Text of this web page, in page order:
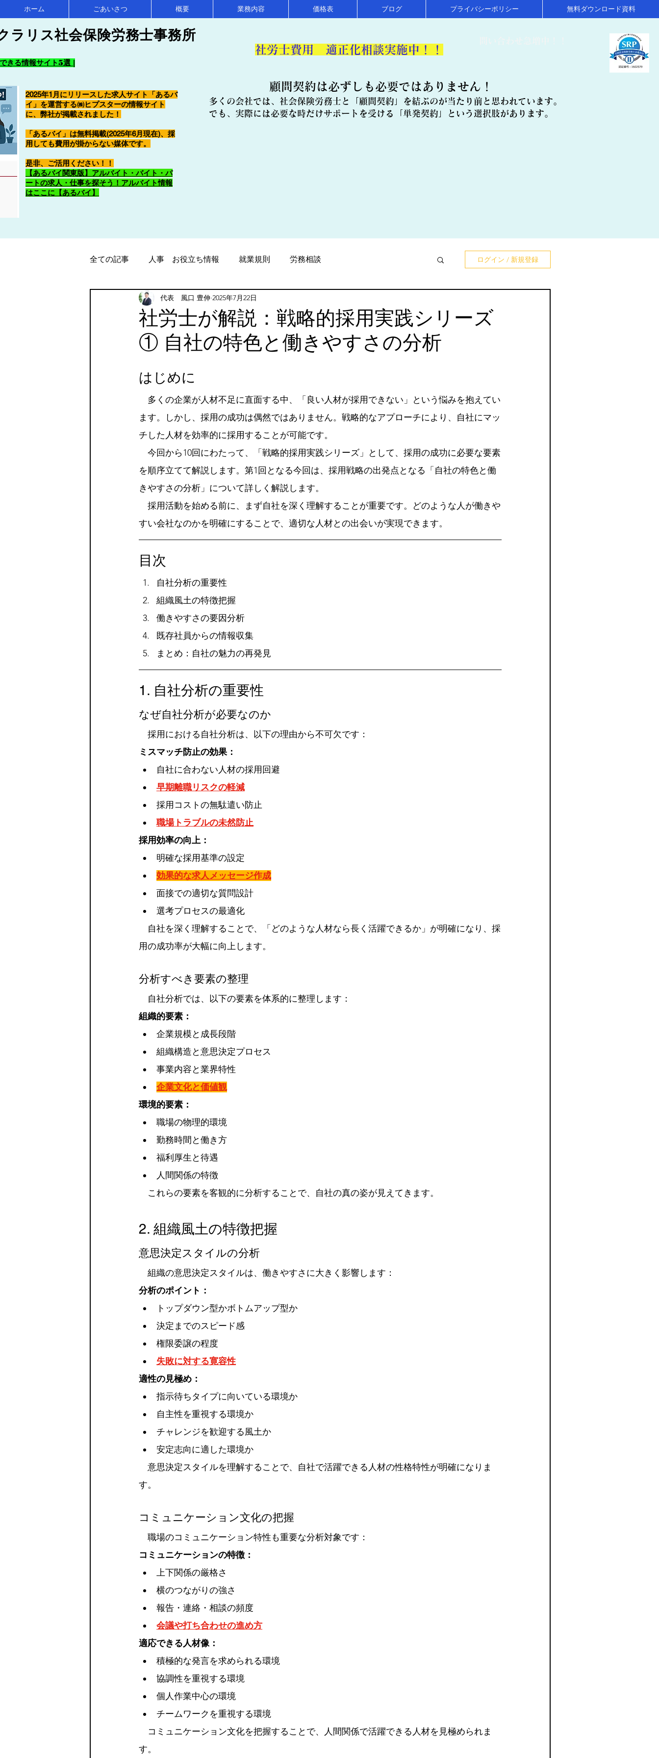
ラリス社会保険労務士事務所
​社労士費用 適正化相談実施中！！
顧問契約は必ずしも必要ではありません！
多くの会社では、社会保険労務士と「顧問契約」を結ぶのが当たり前と思われています。
でも、実際には必要な時だけサポートを受ける「単発契約」という選択肢があります。
きる情報サイト5選 |
2025年1月にリリースした求人サイト「あるバ
イ」を運営する㈱ヒプスターの情報サイト
に、弊社が掲載されました！
「あるバイ」は無料掲載(2025年6月現在)、採
用しても費用が掛からない媒体です。
​是非、ご活用ください！！
【あるバイ関東版】アルバイト・バイト・パ
ートの求人・仕事を探そう！アルバイト情報
はここに【あるバイ】
ホーム ごあいさつ 概要 業務内容 価格表 ブログ プライバシーポリシー 無料ダウンロード資料
全ての記事 人事 お役立ち情報 就業規則 労務相談
パート・アルバイト労働調整 採用戦略
ログイン / 新規登録
社労士が解説：戦略的採用実践シリーズ
① 自社の特色と働きやすさの分析
代表 風口 豊伸 2025年7月22日
はじめに
多くの企業が人材不足に直面する中、「良い人材が採用できない」という悩みを抱えてい
ます。しかし、採用の成功は偶然ではありません。戦略的なアプローチにより、自社にマッ
チした人材を効率的に採用することが可能です。
今回から10回にわたって、「戦略的採用実践シリーズ」として、採用の成功に必要な要素
を順序立てて解説します。第1回となる今回は、採用戦略の出発点となる「自社の特色と働
きやすさの分析」について詳しく解説します。
採用活動を始める前に、まず自社を深く理解することが重要です。どのような人が働きや
すい会社なのかを明確にすることで、適切な人材との出会いが実現できます。
目次
自社分析の重要性
組織風土の特徴把握
働きやすさの要因分析
既存社員からの情報収集
まとめ：自社の魅力の再発見
1. 自社分析の重要性
なぜ自社分析が必要なのか
採用における自社分析は、以下の理由から不可欠です：
ミスマッチ防止の効果：
自社に合わない人材の採用回避
早期離職リスクの軽減
採用コストの無駄遣い防止
職場トラブルの未然防止
採用効率の向上：
明確な採用基準の設定
効果的な求人メッセージ作成
面接での適切な質問設計
選考プロセスの最適化
自社を深く理解することで、「どのような人材なら長く活躍できるか」が明確になり、採
用の成功率が大幅に向上します。
分析すべき要素の整理
自社分析では、以下の要素を体系的に整理します：
組織的要素：
企業規模と成長段階
組織構造と意思決定プロセス
事業内容と業界特性
企業文化と価値観
環境的要素：
職場の物理的環境
勤務時間と働き方
福利厚生と待遇
人間関係の特徴
これらの要素を客観的に分析することで、自社の真の姿が見えてきます。
2. 組織風土の特徴把握
意思決定スタイルの分析
組織の意思決定スタイルは、働きやすさに大きく影響します：
分析のポイント：
トップダウン型かボトムアップ型か
決定までのスピード感
権限委譲の程度
失敗に対する寛容性
適性の見極め：
指示待ちタイプに向いている環境か
自主性を重視する環境か
チャレンジを歓迎する風土か
安定志向に適した環境か
意思決定スタイルを理解することで、自社で活躍できる人材の性格特性が明確になりま
す。
コミュニケーション文化の把握
職場のコミュニケーション特性も重要な分析対象です：
コミュニケーションの特徴：
上下関係の厳格さ
横のつながりの強さ
報告・連絡・相談の頻度
会議や打ち合わせの進め方
適応できる人材像：
積極的な発言を求められる環境
協調性を重視する環境
個人作業中心の環境
チームワークを重視する環境
コミュニケーション文化を把握することで、人間関係で活躍できる人材を見極められま
す。